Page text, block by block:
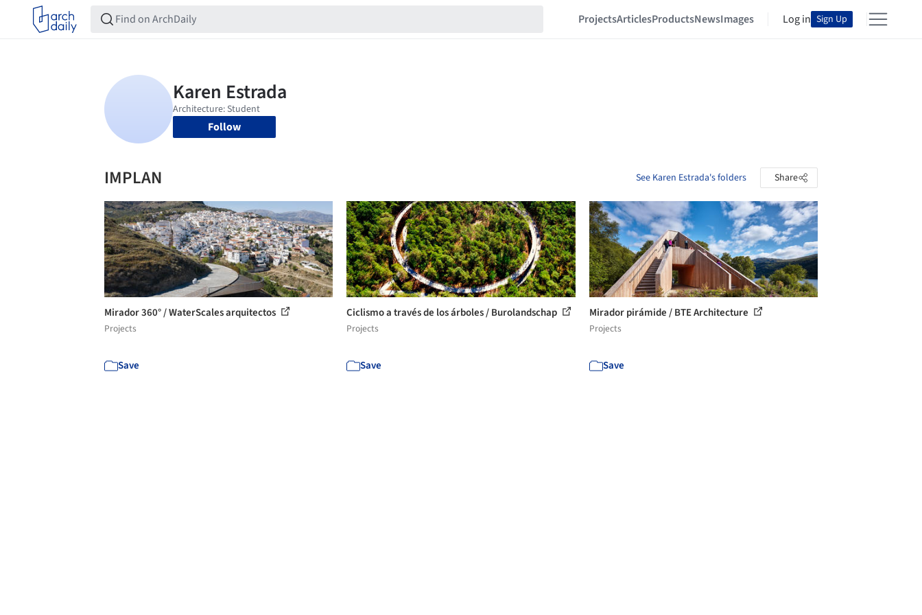
ProjectsArticlesProductsNewsImages Log in Sign Up
Follow
IMPLAN See Karen Estrada's folders Share
Mirador 360° / WaterScales arquitectos
Projects
Save
Ciclismo a través de los árboles / Burolandschap
Projects
Save
Mirador pirámide / BTE Architecture
Projects
Save